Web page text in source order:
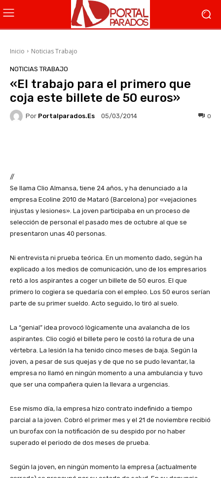
Inicio Noticias Trabajo
NOTICIAS TRABAJO
«El trabajo para el primero que
coja este billete de 50 euros»
Por Portalparados.es 05/03/2014 0
//
Se llama Clio Almansa, tiene 24 años, y ha denunciado a la
empresa Ecoline 2010 de Mataró (Barcelona) por «vejaciones
injustas y lesiones». La joven participaba en un proceso de
selección de personal el pasado mes de octubre al que se
presentaron unas 40 personas.
Ni entrevista ni prueba teórica. En un momento dado, según ha
explicado a los medios de comunicación, uno de los empresarios
retó a los aspirantes a coger un billete de 50 euros. El que
primero lo cogiera se quedaría con el empleo. Los 50 euros serían
parte de su primer sueldo. Acto seguido, lo tiró al suelo.
La “genial” idea provocó lògicamente una avalancha de los
aspirantes. Clio cogió el billete pero le costó la rotura de una
vértebra. La lesión la ha tenido cinco meses de baja. Según la
joven, a pesar de sus quejas y de que no se pudo levantar, la
empresa no llamó en ningún momento a una ambulancia y tuvo
que ser una compañera quien la llevara a urgencias.
Ese mismo día, la empresa hizo contrato indefinido a tiempo
parcial a la joven. Cobró el primer mes y el 21 de noviembre recibió
un burofax con la notificación de su despido por no haber
superado el periodo de dos meses de prueba.
Según la joven, en ningún momento la empresa (actualmente